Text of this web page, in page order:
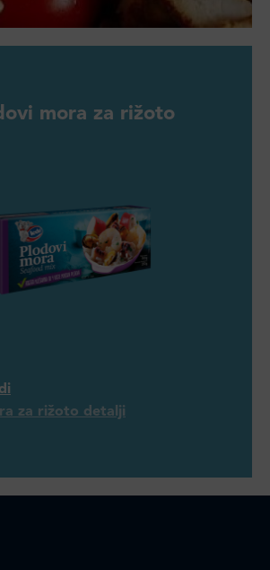
mora za rižoto
za rižoto detalji